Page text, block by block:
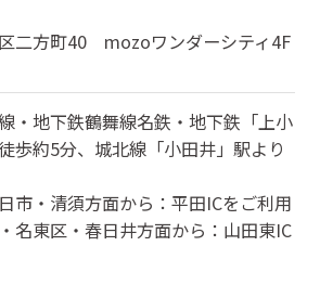
二方町40 mozoワンダーシティ4F
・地下鉄鶴舞線名鉄・地下鉄「上小
歩約5分、城北線「小田井」駅より
市・清須方面から：平田ICをご利用
名東区・春日井方面から：山田東IC